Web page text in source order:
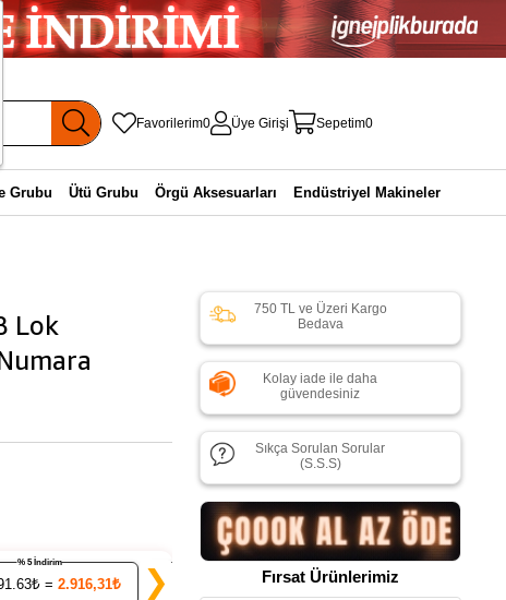
Favorilerim0 Üye Girişi Sepetim0
Grubu Ütü Grubu Örgü Aksesuarları Endüstriyel Makineler
Lok
= 2.916,31₺
% 5 İndirim
x 285.49₺ = 5.709,83₺
% 7 İndirim
50x 279.35₺ =
% 9 İndirim
❯
750 TL ve Üzeri Kargo
Bedava
Kolay iade ile daha
güvendesiniz
Sıkça Sorulan Sorular
(S.S.S)
Fırsat Ürünlerimiz